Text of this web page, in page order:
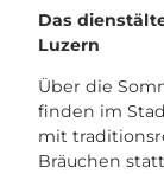
Das
Luzern
Über die
finden im
mit
Bräuchen